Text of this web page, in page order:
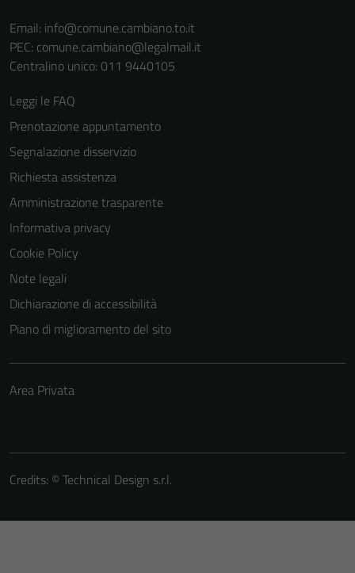
Email: info@comune.cambiano.to.it
PEC: comune.cambiano@legalmail.it
Centralino unico: 011 9440105
Leggi le FAQ
Prenotazione appuntamento
Segnalazione disservizio
Richiesta assistenza
Amministrazione trasparente
Informativa privacy
Cookie Policy
Note legali
Dichiarazione di accessibilità
Piano di miglioramento del sito
Area Privata
Credits: ©Technical Design s.r.l.